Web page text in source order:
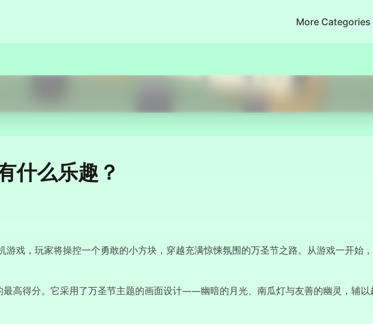
More Categories
什么乐趣？
戏，玩家将操控一个勇敢的小方块，穿越充满惊悚氛围的万圣节之路。从游戏一开始
高得分。它采用了万圣节主题的画面设计——幽暗的月光、南瓜灯与友善的幽灵，辅